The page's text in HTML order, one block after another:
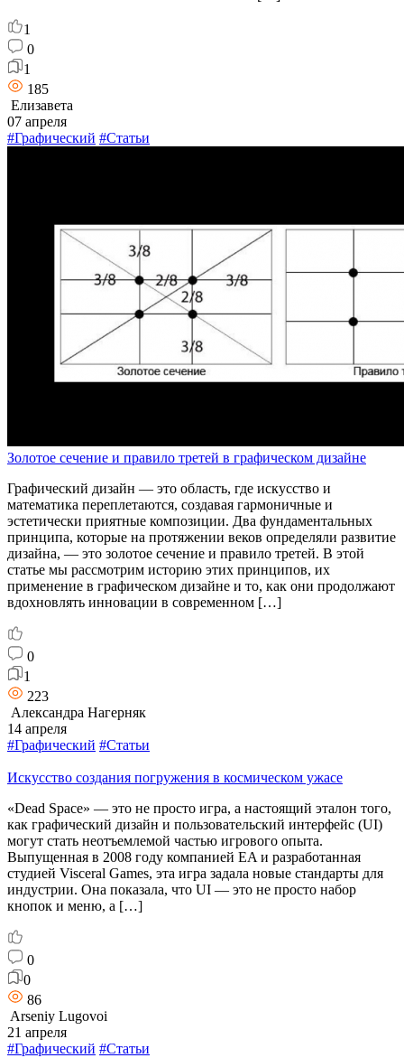
1
0
1
185
Елизавета
07 апреля
#Графический #Статьи
Золотое сечение и правило третей в графическом дизайне
Графический дизайн — это область, где искусство и
математика переплетаются, создавая гармоничные и
эстетически приятные композиции. Два фундаментальных
принципа, которые на протяжении веков определяли развитие
дизайна, — это золотое сечение и правило третей. В этой
статье мы рассмотрим историю этих принципов, их
применение в графическом дизайне и то, как они продолжают
вдохновлять инновации в современном […]
0
1
223
Александра Нагерняк
14 апреля
#Графический #Статьи
Искусство создания погружения в космическом ужасе
«Dead Space» — это не просто игра, а настоящий эталон того,
как графический дизайн и пользовательский интерфейс (UI)
могут стать неотъемлемой частью игрового опыта.
Выпущенная в 2008 году компанией EA и разработанная
студией Visceral Games, эта игра задала новые стандарты для
индустрии. Она показала, что UI — это не просто набор
кнопок и меню, а […]
0
0
86
Arseniy Lugovoi
21 апреля
#Графический #Статьи